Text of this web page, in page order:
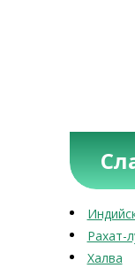
Рахат-
Халва